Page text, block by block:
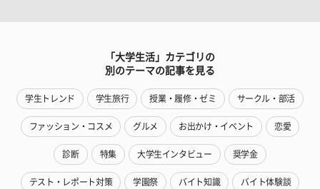
「大学生活」カテゴリの
別のテーマの記事を見る
学生トレンド 学生旅行 授業・履修・ゼミ サークル・部活
ファッション・コスメ グルメ お出かけ・イベント 恋愛
診断 特集 大学生インタビュー 奨学金
テスト・レポート対策 学園祭 バイト知識 バイト体験談